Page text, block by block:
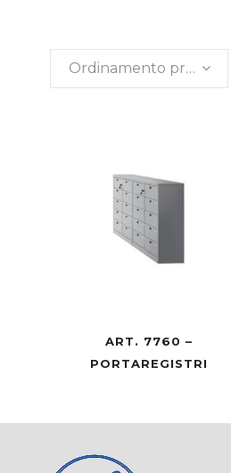
Ordinamento predefinito
ART. 7760 –
PORTAREGISTRI